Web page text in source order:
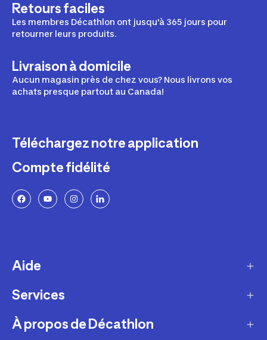
Retours faciles
Les membres Décathlon ont jusqu'à 365 jours pour
retourner leurs produits.
Livraison à domicile
Aucun magasin près de chez vous? Nous livrons vos
achats presque partout au Canada!
Téléchargez notre application
Compte fidélité
Aide
Livraison
Retours et échanges
Services
Programme de fidélité
À propos de Décathlon